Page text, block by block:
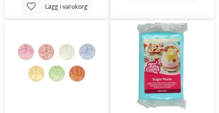
Lägg i varukorg